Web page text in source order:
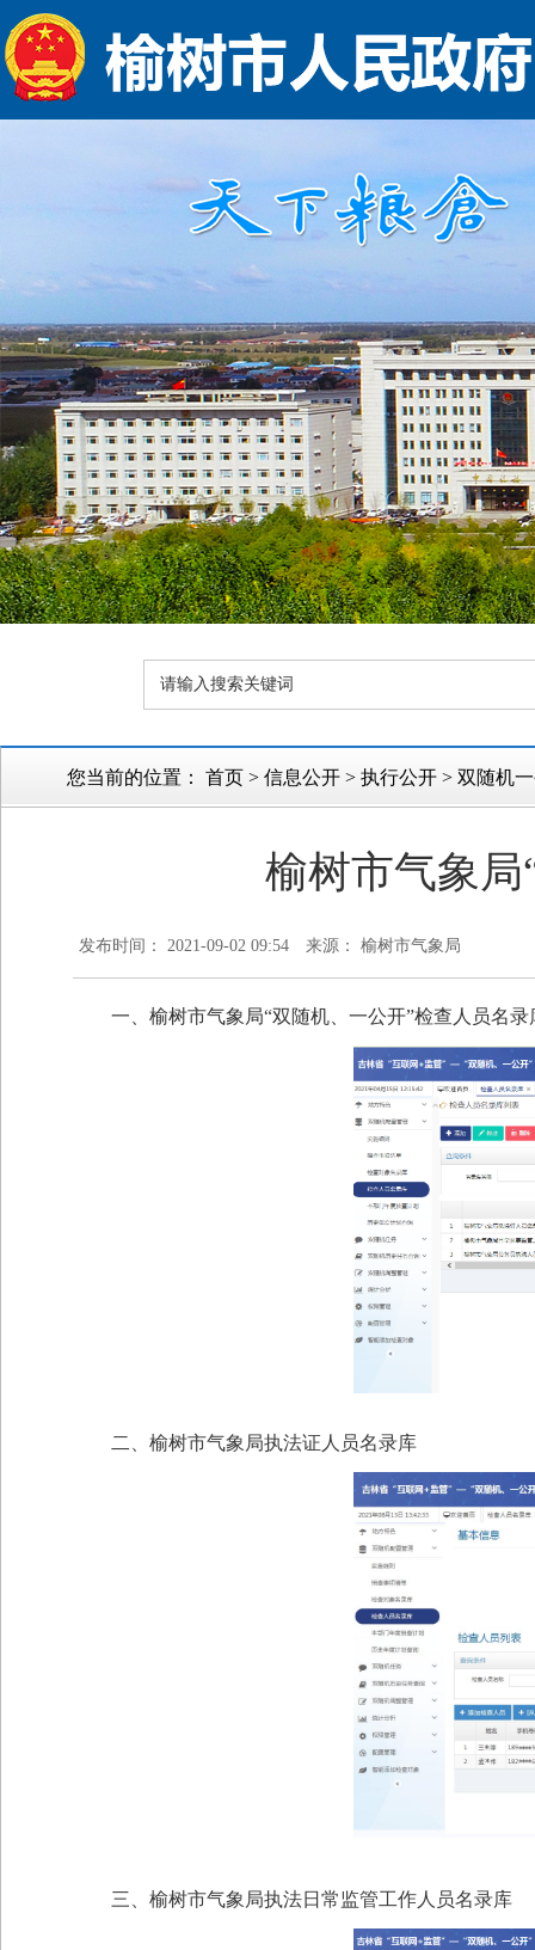
您当前的位置： 首页 > 信息公开 > 执行公开 > 双随机
榆树市气象局
发布时间： 2021-09-02 09:54 来源： 榆树市气象局
一、 榆树市气象局“双随机、一公开”检查人员名录
二、 榆树市气象局执法证人员名录库
三、 榆树市气象局执法日常监管工作人员名录库